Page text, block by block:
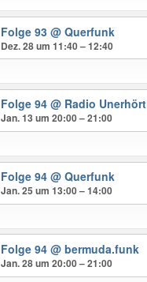
Folge 93@ Querfunk
Dez. 28 um 11:40 – 12:40
Folge 94@ Radio Unerhört
Jan. 13 um 20:00 – 21:00
Folge 94@ Querfunk
Jan. 25 um 13:00 – 14:00
Folge 94@ bermuda.funk
Jan. 28 um 20:00 – 21:00